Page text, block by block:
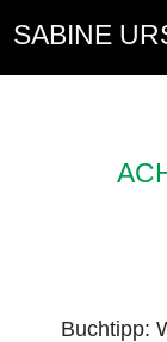
SABINE
Buchtipp: